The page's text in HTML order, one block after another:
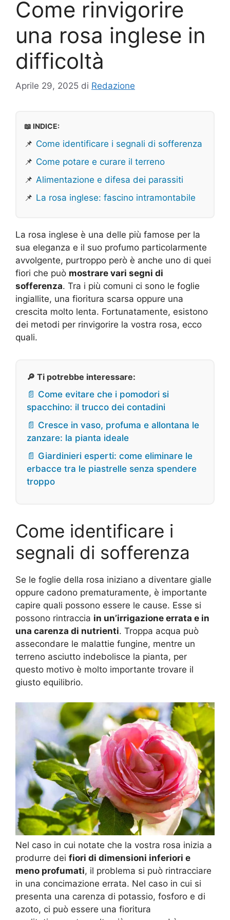
Come rinvigorire
una rosa inglese in
difficoltà
Aprile 29, 2025 di Redazione
📖 INDICE:
📌 Come identificare i segnali di sofferenza
📌 Come potare e curare il terreno
📌 Alimentazione e difesa dei parassiti
📌 La rosa inglese: fascino intramontabile
La rosa inglese è una delle più famose per la
sua eleganza e il suo profumo particolarmente
avvolgente, purtroppo però è anche uno di quei
fiori che può mostrare vari segni di
sofferenza. Tra i più comuni ci sono le foglie
ingiallite, una fioritura scarsa oppure una
crescita molto lenta. Fortunatamente, esistono
dei metodi per rinvigorire la vostra rosa, ecco
quali.
🔎 Ti potrebbe interessare:
📄 Come evitare che i pomodori si
spacchino: il trucco dei contadini
📄 Cresce in vaso, profuma e allontana le
zanzare: la pianta ideale
📄 Giardinieri esperti: come eliminare le
erbacce tra le piastrelle senza spendere
troppo
Come identificare i
segnali di sofferenza
Se le foglie della rosa iniziano a diventare gialle
oppure cadono prematuramente, è importante
capire quali possono essere le cause. Esse si
possono rintraccia in un’irrigazione errata e in
una carenza di nutrienti. Troppa acqua può
assecondare le malattie fungine, mentre un
terreno asciutto indebolisce la pianta, per
questo motivo è molto importante trovare il
giusto equilibrio.
Nel caso in cui notate che la vostra rosa inizia a
produrre dei fiori di dimensioni inferiori e
meno profumati, il problema si può rintracciare
in una concimazione errata. Nel caso in cui si
presenta una carenza di potassio, fosforo e di
azoto, ci può essere una fioritura